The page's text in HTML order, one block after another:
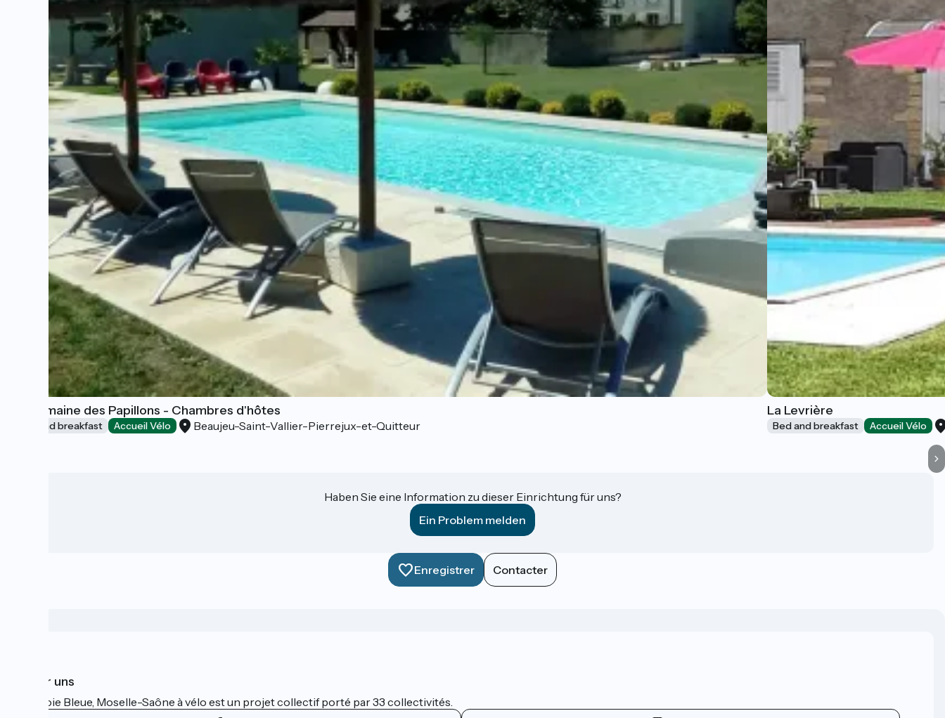
Le Domaine des Papillons - Chambres d'hôtes
Bed and breakfast Accueil Vélo Beaujeu-Saint-Vallier-Pierrejux-et-Quitteur
La Levrière
Bed and breakfast Accueil Vélo
Haben Sie eine Information zu dieser Einrichtung für uns?
Ein Problem melden
Enregistrer Contacter
Über uns
La Voie Bleue, Moselle-Saône à vélo est un projet collectif porté par 33 collectivités.